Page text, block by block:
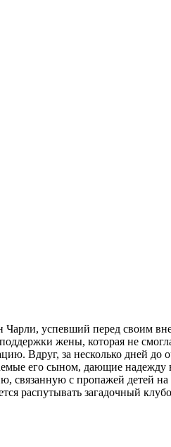
Чарли, успевший перед своим
жены, которая не
Вдруг, за несколько дней до
его сыном, дающие надежду
связанную с пропажей детей
распутывать загадочный